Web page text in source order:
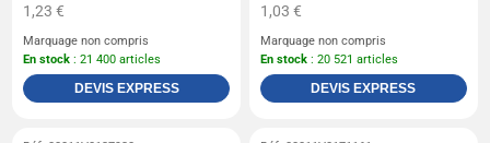
1,23 €
Marquage non compris
En stock : 21 400 articles
DEVIS EXPRESS
1,03 €
Marquage non compris
En stock : 20 521 articles
DEVIS EXPRESS